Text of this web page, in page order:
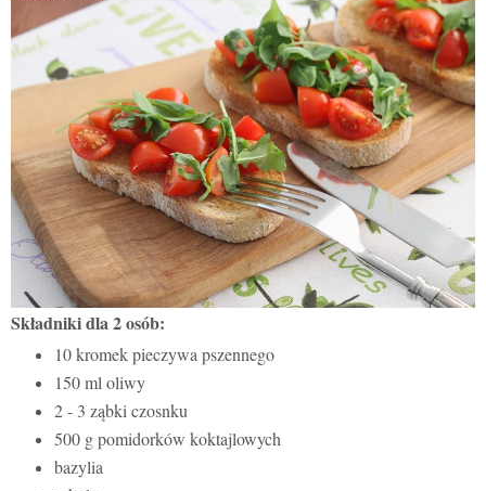
Składniki dla 2 osób:
10 kromek pieczywa pszennego
150 ml oliwy
2 - 3 ząbki czosnku
500 g pomidorków koktajlowych
bazylia